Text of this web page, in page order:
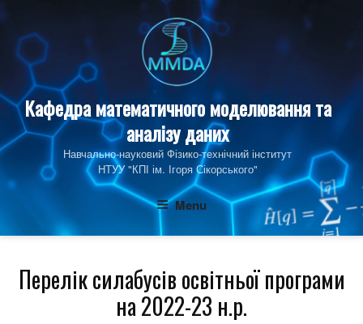
content
Кафедра математичного моделювання та
аналізу даних
Навчально-науковий Фізико‑технічний інститут
НТУУ "КПІ ім. Ігоря Сікорського"
Menu
Перелік силабусів освітньої програми
на 2022-23 н.р.